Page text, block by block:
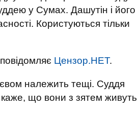
у Сумах. Дашутін і його
Користуються тільки
Цензор.НЕТ.
належить тещі. Суддя
що вони з зятем живуть